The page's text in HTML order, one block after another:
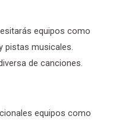
equipos como
pistas musicales.
de canciones.
equipos como